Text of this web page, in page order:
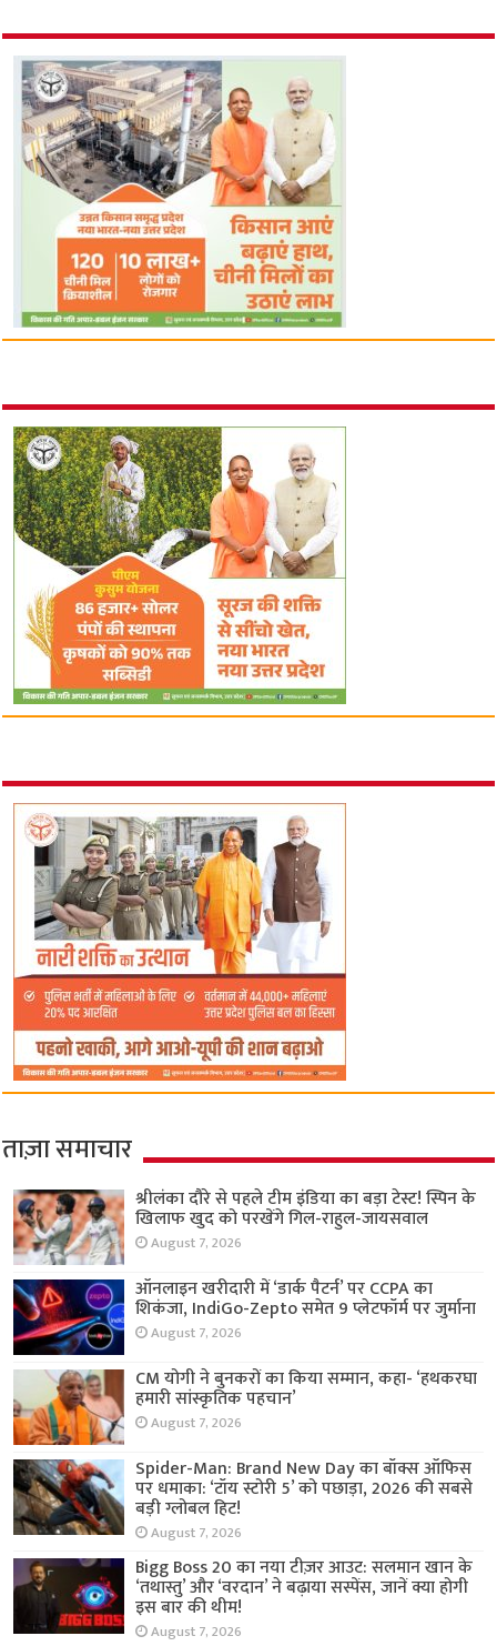
ताज़ा समाचार
श्रीलंका दौरे से पहले टीम इंडिया का बड़ा टेस्ट! स्पिन के
खिलाफ खुद को परखेंगे गिल-राहुल-जायसवाल
August 7, 2026
ऑनलाइन खरीदारी में ‘डार्क पैटर्न’ पर CCPA का
शिकंजा, IndiGo-Zepto समेत 9 प्लेटफॉर्म पर जुर्माना
August 7, 2026
CM योगी ने बुनकरों का किया सम्मान, कहा- ‘हथकरघा
हमारी सांस्कृतिक पहचान’
August 7, 2026
Spider-Man: Brand New Day का बॉक्स ऑफिस
पर धमाका: ‘टॉय स्टोरी 5’ को पछाड़ा, 2026 की सबसे
बड़ी ग्लोबल हिट!
August 7, 2026
Bigg Boss 20 का नया टीज़र आउट: सलमान खान के
‘तथास्तु’ और ‘वरदान’ ने बढ़ाया सस्पेंस, जानें क्या होगी
इस बार की थीम!
August 7, 2026